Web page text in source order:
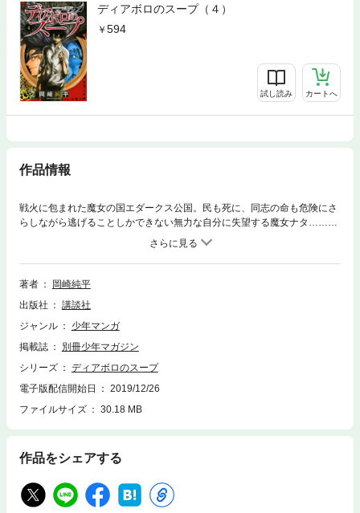
ディアボロのスープ（４）
594
試し読み カートへ
作品情報
戦火に包まれた魔女の国エダークス公国。民も死に、同志の命も危険にさ
らしながら逃げることしかできない無力な自分に失望する魔女ナタ……。
自分勝手に“生”を諦めようとするナタの姿にほおりは憤りを隠せない。自
分勝手に命を捨てるなんて私は絶対許さない！！ 本当に恐れるべきは何
なのか。心優しき魔女達が創り出す戦場とは――！？ 大反響、新・ダー
クファンタジー戦記！！
著者
岡崎純平
出版社
講談社
ジャンル
少年マンガ
掲載誌
別冊少年マガジン
シリーズ
ディアボロのスープ
電子版配信開始日
2019/12/26
ファイルサイズ
30.18 MB
作品をシェアする